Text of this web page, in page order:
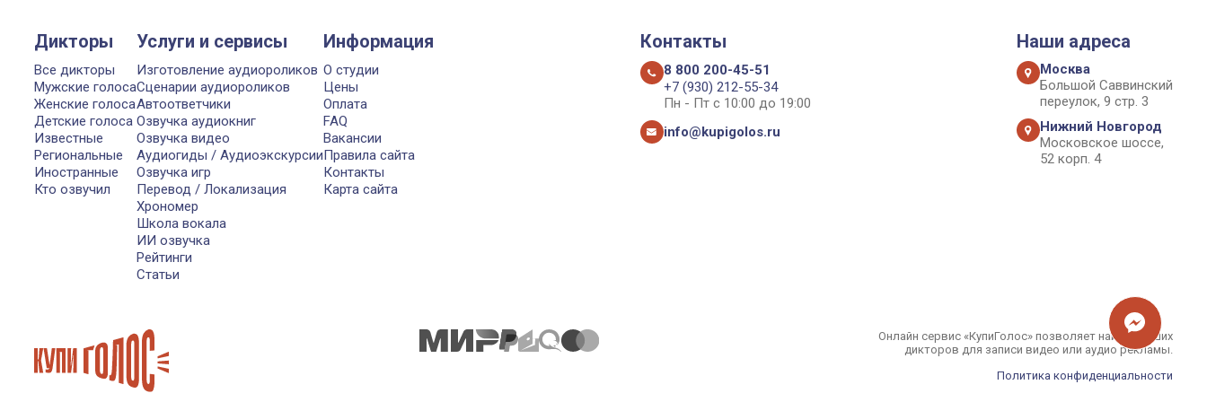
Дикторы
Все дикторы
Мужские голоса
Женские голоса
Детские голоса
Известные
Региональные
Иностранные
Кто озвучил
Услуги и сервисы
Изготовление аудиороликов
Сценарии аудиороликов
Автоответчики
Озвучка аудиокниг
Озвучка видео
Аудиогиды / Аудиоэкскурсии
Озвучка игр
Перевод / Локализация
Хрономер
Школа вокала
ИИ озвучка
Рейтинги
Статьи
Информация
О студии
Цены
Оплата
FAQ
Вакансии
Правила сайта
Контакты
Карта сайта
Контакты
8 800 200-45-51
+7 (930) 212-55-34
Пн - Пт с 10:00 до 19:00
info@kupigolos.ru
Наши адреса
Москва
Большой Саввинский
переулок, 9 стр. 3
Нижний Новгород
Московское шоссе,
52 корп. 4
Онлайн сервис «КупиГолос» позволяет найти лучших
дикторов для записи видео или аудио рекламы.
Политика конфиденциальности